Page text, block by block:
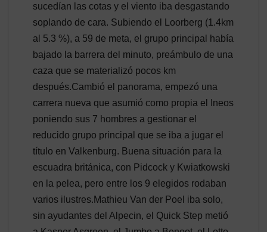
sucedían las cotas y el viento iba desgastando
soplando de cara. Subiendo el Loorberg (1.4km
al 5.3 %), a 59 de meta, el grupo principal había
bajado la barrera del minuto, preámbulo de una
caza que se materializó pocos km
después.Cambió el panorama, empezó una
carrera nueva que asumió como propia el Ineos
poniendo sus 7 hombres a gestionar el
reducido grupo principal que se iba a jugar el
título en Valkenburg. Buena situación para la
escuadra británica, con Pidcock y Kwiatkowski
en la pelea, pero entre los 9 elegidos rodaban
varios ilustres.Mathieu Van der Poel iba solo,
sin ayudantes del Alpecin, el Quick Step metió